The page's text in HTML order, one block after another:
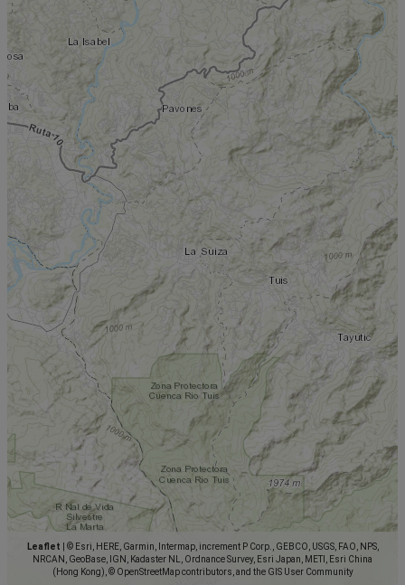
Leaflet
© Esri, HERE, Garmin, Intermap, increment P Corp., GEBCO, USGS, FAO, NPS,
NRCAN, GeoBase, IGN, Kadaster NL, Ordnance Survey, Esri Japan, METI, Esri China
(Hong Kong), © OpenStreetMap contributors, and the GIS User Community